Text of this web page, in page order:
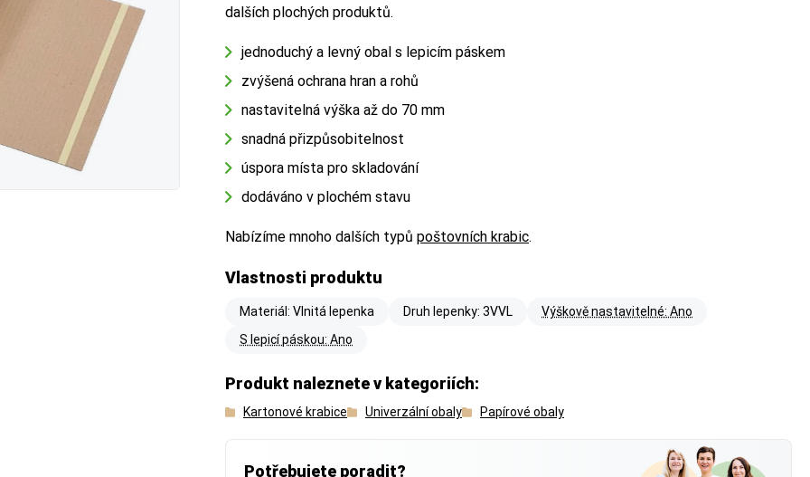
dalších plochých produktů.
jednoduchý a levný obal s lepicím páskem
zvýšená ochrana hran a rohů
nastavitelná výška až do 70 mm
snadná přizpůsobitelnost
úspora místa pro skladování
dodáváno v plochém stavu
Nabízíme mnoho dalších typů poštovních krabic.
Vlastnosti produktu
Materiál: Vlnitá lepenka Druh lepenky: 3VVL
Výškově nastavitelné: Ano
S lepicí páskou: Ano
Produkt naleznete v kategoriích:
Kartonové krabice Univerzální obaly Papírové obaly
Potřebujete poradit?
mezi vnějším a vnitřním měřením.
. Důležitý při výběru přepravce (např. Zásilkovna, Balíkovna) nebo
. Vyberte vždy o něco větší rozměr, než má váš produkt —
mezi vnějším a vnitřním měřením.
. Důležitý při výběru přepravce (např. Zásilkovna, Balíkovna) nebo
. Vyberte vždy o něco větší rozměr, než má váš produkt —